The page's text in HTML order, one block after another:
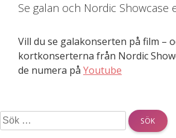
Se galan och Nordic Showcase
Vill du se galakonserten på film –
kortkonserterna från Nordic
de numera på Youtube
Sök
efter: